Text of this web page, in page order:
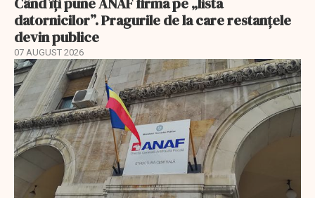
datornicilor”. Pragurile de la care restanțele
devin publice
07 AUGUST 2026